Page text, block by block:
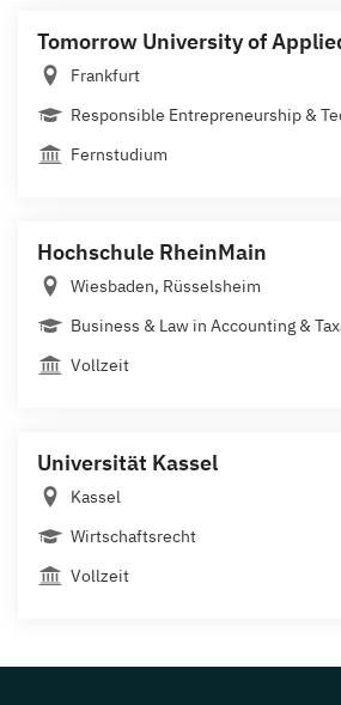
Tomorrow University of
Frankfurt
Responsible Entrepreneurship &
Fernstudium
Hochschule RheinMain
Wiesbaden, Rüsselsheim
Business & Law in Accounting &
Vollzeit
Universität Kassel
Kassel
Wirtschaftsrecht
Vollzeit